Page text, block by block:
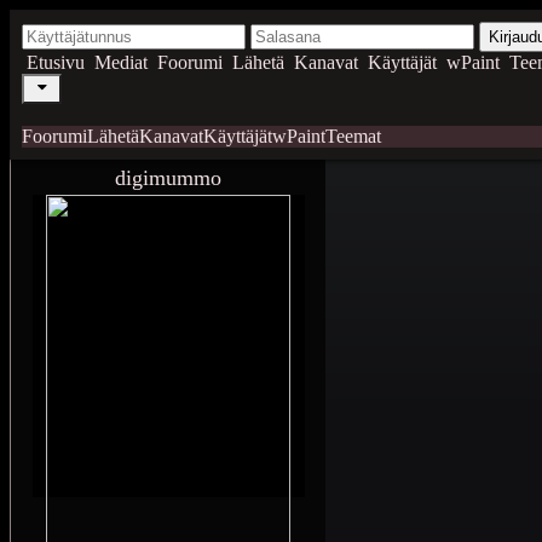
Etusivu Mediat Foorumi Lähetä Kanavat Käyttäjät wPaint
FoorumiLähetäKanavatKäyttäjätwPaintTeemat
digimummo